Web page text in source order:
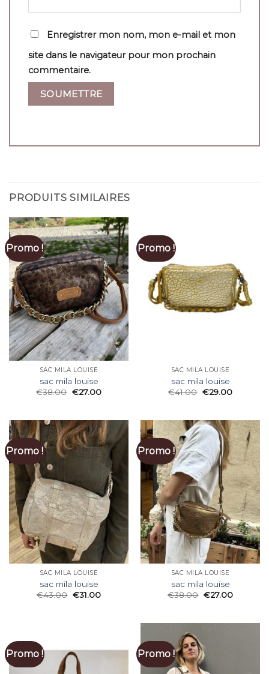
Enregistrer mon nom, mon e-mail et mon
site dans le navigateur pour mon prochain
commentaire.
PRODUITS SIMILAIRES
Promo !
SAC MILA LOUISE
sac mila louise
€38.00 €27.00
Promo !
SAC MILA LOUISE
sac mila louise
€41.00 €29.00
Promo !
SAC MILA LOUISE
sac mila louise
€43.00 €31.00
Promo !
SAC MILA LOUISE
sac mila louise
€38.00 €27.00
Promo ! Promo !